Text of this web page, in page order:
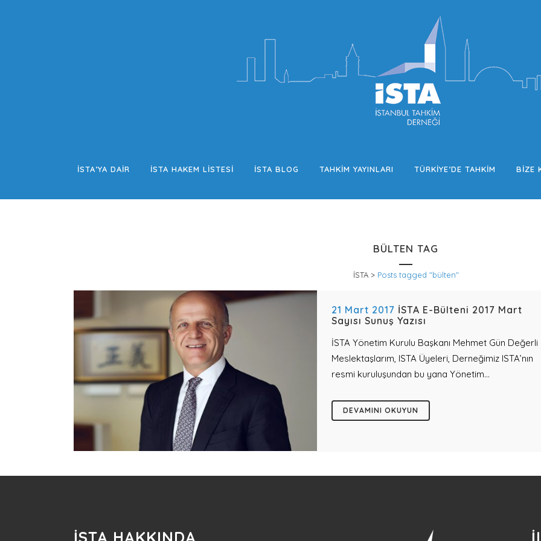
İSTA’YA DAİR İSTA HAKEM LISTESI İSTA BLOG TAHKIM YAYINLARI TÜRKIYE’DE TAHKIM BIZE
BÜLTEN TAG
İSTA> Posts tagged "bülten"
21 Mart 2017 İSTA E-Bülteni 2017 Mart
Sayısı Sunuş Yazısı
İSTA Yönetim Kurulu Başkanı Mehmet Gün Değerli
Meslektaşlarım, ISTA Üyeleri, Derneğimiz ISTA’nın
resmi kuruluşundan bu yana Yönetim...
DEVAMINI OKUYUN
İSTA HAKKINDA